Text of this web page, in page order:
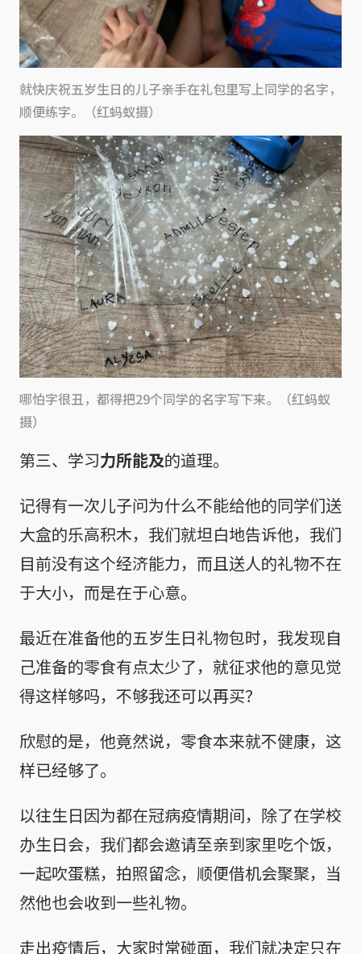
就快庆祝五岁生日的儿子亲手在礼包里写上同学的名字，
顺便练字。（红蚂蚁摄）
哪怕字很丑，都得把29个同学的名字写下来。（红蚂蚁
摄）
第三、学习力所能及的道理。
记得有一次儿子问为什么不能给他的同学们送
大盒的乐高积木，我们就坦白地告诉他，我们
目前没有这个经济能力，而且送人的礼物不在
于大小，而是在于心意。
最近在准备他的五岁生日礼物包时，我发现自
己准备的零食有点太少了，就征求他的意见觉
得这样够吗，不够我还可以再买？
欣慰的是，他竟然说，零食本来就不健康，这
样已经够了。
以往生日因为都在冠病疫情期间，除了在学校
办生日会，我们都会邀请至亲到家里吃个饭，
一起吹蛋糕，拍照留念，顺便借机会聚聚，当
然他也会收到一些礼物。
走出疫情后，大家时常碰面，我们就决定只在